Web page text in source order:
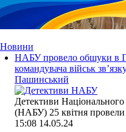
Новини
НАБУ провело обшуки в
командувача військ
Пашинський
Детективи
(НАБУ) 25 квітня
15:08 14.05.24